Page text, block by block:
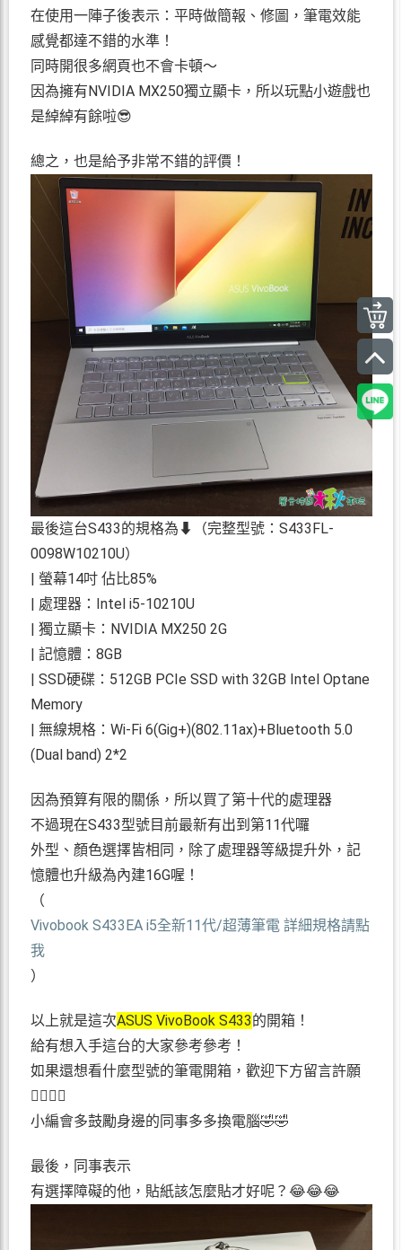
在使用一陣子後表示：平時做簡報、修圖，筆電效能
感覺都達不錯的水準！
同時開很多網頁也不會卡頓～
因為擁有NVIDIA MX250獨立顯卡，所以玩點小遊戲也
是綽綽有餘啦😎
總之，也是給予非常不錯的評價！
最後這台S433的規格為⬇（完整型號：S433FL-
0098W10210U）
| 螢幕14吋 佔比85%
| 處理器：Intel i5-10210U
| 獨立顯卡：NVIDIA MX250 2G
| 記憶體：8GB
| SSD硬碟：512GB PCIe SSD with 32GB Intel Optane
Memory
| 無線規格：Wi-Fi 6(Gig+)(802.11ax)+Bluetooth 5.0
(Dual band) 2*2
因為預算有限的關係，所以買了第十代的處理器
不過現在S433型號目前最新有出到第11代囉
外型、顏色選擇皆相同，除了處理器等級提升外，記
憶體也升級為內建16G喔！
（
Vivobook S433EA i5全新11代/超薄筆電 詳細規格請點
我
）
以上就是這次ASUS VivoBook S433的開箱！
給有想入手這台的大家參考參考！
如果還想看什麼型號的筆電開箱，歡迎下方留言許願
🙋‍♀️🙋‍♂️
小編會多鼓勵身邊的同事多多換電腦🤣🤣
最後，同事表示
有選擇障礙的他，貼紙該怎麼貼才好呢？😂😂😂